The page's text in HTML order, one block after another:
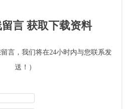
言 获取下载资料
留言，我们将在24小时内与您联系发
送！）